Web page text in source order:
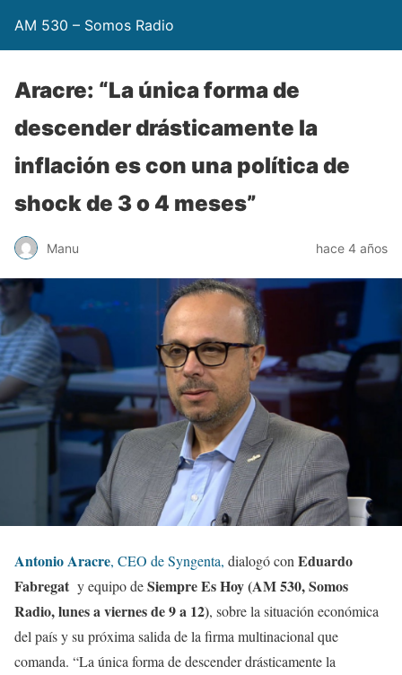
AM 530 – Somos Radio
Aracre: “La única forma de
descender drásticamente la
inflación es con una política de
shock de 3 o 4 meses”
Manu hace 4 años
Antonio Aracre, CEO de Syngenta, dialogó con Eduardo
Fabregat y equipo deSiempre Es Hoy (AM 530, Somos
Radio, lunes a viernes de 9 a 12), sobre la situación económica
del país y su próxima salida de la firma multinacional que
comanda. “La única forma de descender drásticamente la